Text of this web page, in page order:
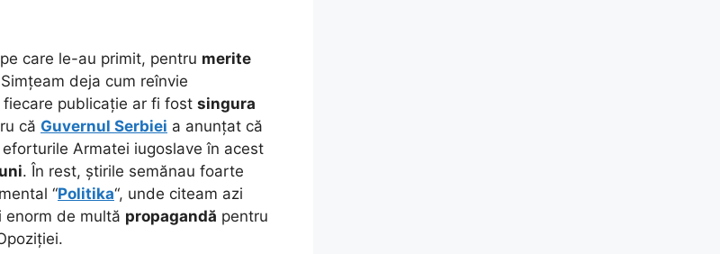
pe care le-au primit, pentru merite
deja cum reînvie
publicație ar fi fost singura
că Guvernul Serbiei a anunțat că
Armatei iugoslave în acest
. În rest, știrile semănau foarte
“Politika“, unde citeam azi
enorm de multă propagandă pentru